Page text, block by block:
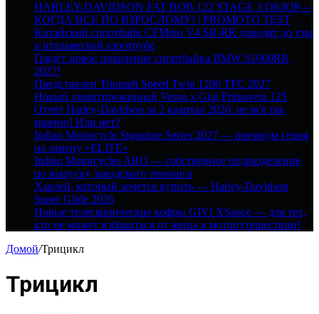
HARLEY-DAVIDSON FAT BOB 122 STAGE 3 ОБЗОР—
КОГДА ВСЕ ПО ВЗРОСЛОМУ! | PROMOTO TEST
Китайский спортбайк CFMoto V4 SR-RR доводят до ума
в итальянской аэротрубе
Грядет новое поколение спортбайка BMW S1000RR
2027!
Представлен Triumph Speed Twin 1200 TFC 2027
Новый лимитированный Vespa x Gigi Primavera 125
Отчёт Harley-Davidson за 2 квартал 2026: не всё так
мрачно! Или нет?
Indian Motorcycle Signature Series 2027 — премиум серия
на замену «ELITE»
Indian Motorcycles ARO — собственное подразделение
по выпуску заводского тюнинга
Харлей, который хочется купить — Harley-Davidson
Super Glide 2026
Новые телескопические кофры GIVI XSpace — для тех,
кто не может избавиться от жены в мотопутешествии!
Домой/Трицикл
Трицикл